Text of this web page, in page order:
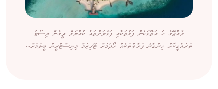
ރާއްޖޭގެ ހަ އަތޮޅަކުން ފަޅުތަކާއި ފަޅުރަށްތައް ކުއްޔަށް ދީގެން ރިސޯޓު
ތަރައްގީކޮށް ހިންގާނެ ފަރާތްތަކެއް ހޯދުމަށް ޓޫރިޒަމް މިނިސްޓްރީން ބީލަމަށް...